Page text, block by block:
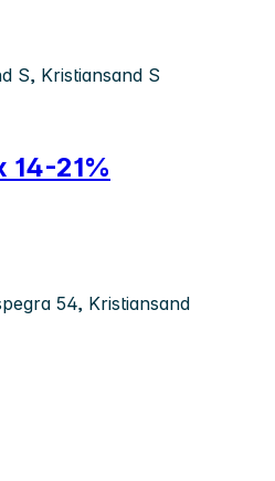
S, Kristiansand S
14-21%
54, Kristiansand